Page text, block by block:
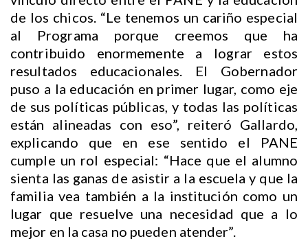
de los chicos. “Le tenemos un cariño especial
al Programa porque creemos que ha
contribuido enormemente a lograr estos
resultados educacionales. El Gobernador
puso a la educación en primer lugar, como eje
de sus políticas públicas, y todas las políticas
están alineadas con eso”, reiteró Gallardo,
explicando que en ese sentido el PANE
cumple un rol especial: “Hace que el alumno
sienta las ganas de asistir a la escuela y que la
familia vea también a la institución como un
lugar que resuelve una necesidad que a lo
mejor en la casa no pueden atender”.